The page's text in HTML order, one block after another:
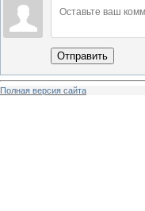
Отправить
Полная версия сайта